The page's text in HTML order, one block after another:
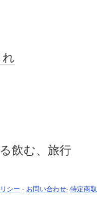
れ
飲む、旅行
シー - お問い合わせ- 特定商